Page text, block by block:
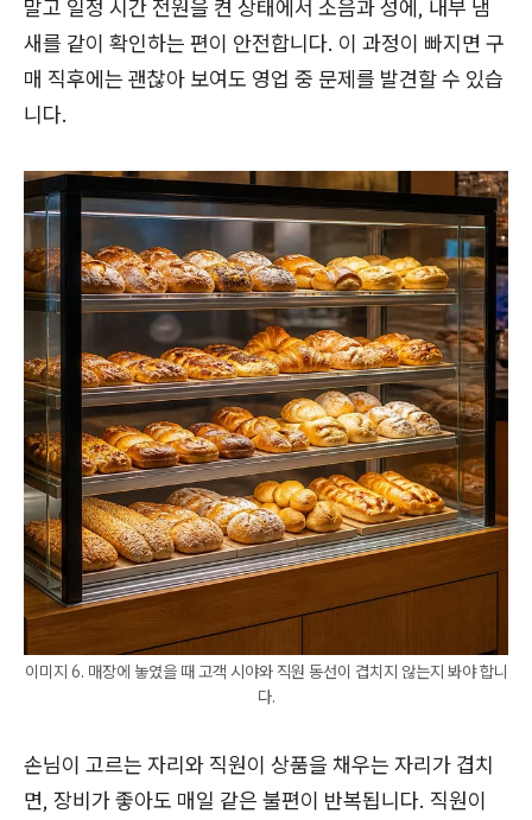
말고 일정 시간 전원을 켠 상태에서 소음과 성에, 내부 냄
새를 같이 확인하는 편이 안전합니다. 이 과정이 빠지면 구
매 직후에는 괜찮아 보여도 영업 중 문제를 발견할 수 있습
니다.
이미지 6. 매장에 놓였을 때 고객 시야와 직원 동선이 겹치지 않는지 봐야 합니
다.
손님이 고르는 자리와 직원이 상품을 채우는 자리가 겹치
면, 장비가 좋아도 매일 같은 불편이 반복됩니다. 직원이